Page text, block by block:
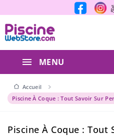
Panneau de gestion des
MENU
Accueil
Piscine À Coque : Tout Savoir Sur
Piscine À Coque : Tout